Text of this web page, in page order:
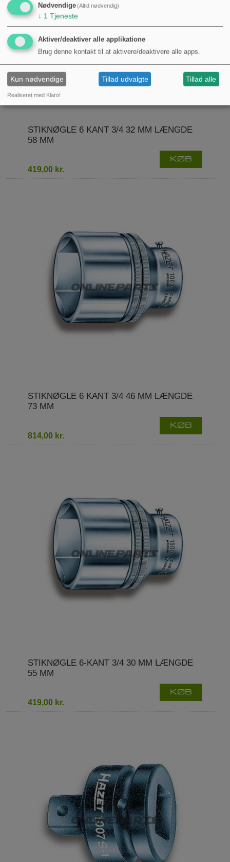
STIKNØGLE 6 KANT 3/4 32 MM LÆNGDE
58 MM
419,00 kr.
KØB
STIKNØGLE 6 KANT 3/4 46 MM LÆNGDE
73 MM
814,00 kr.
KØB
STIKNØGLE 6-KANT 3/4 30 MM LÆNGDE
55 MM
419,00 kr.
KØB
Nødvendige(Altid nødvendig)
↓ 1 Tjeneste
Aktiver/deaktiver alle applikatione
Brug denne kontakt til at aktivere/deaktivere alle apps.
Kun nødvendige Tillad udvalgte Tillad alle
Realiseret med Klaro!